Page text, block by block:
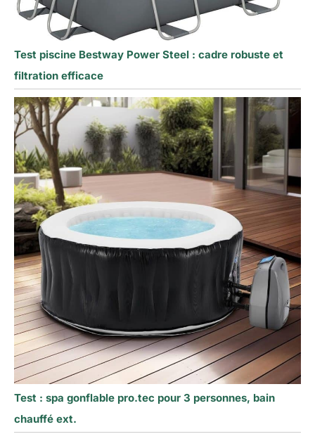
Test piscine Bestway Power Steel : cadre robuste et
filtration efficace
Test : spa gonflable pro.tec pour 3 personnes, bain
chauffé ext.